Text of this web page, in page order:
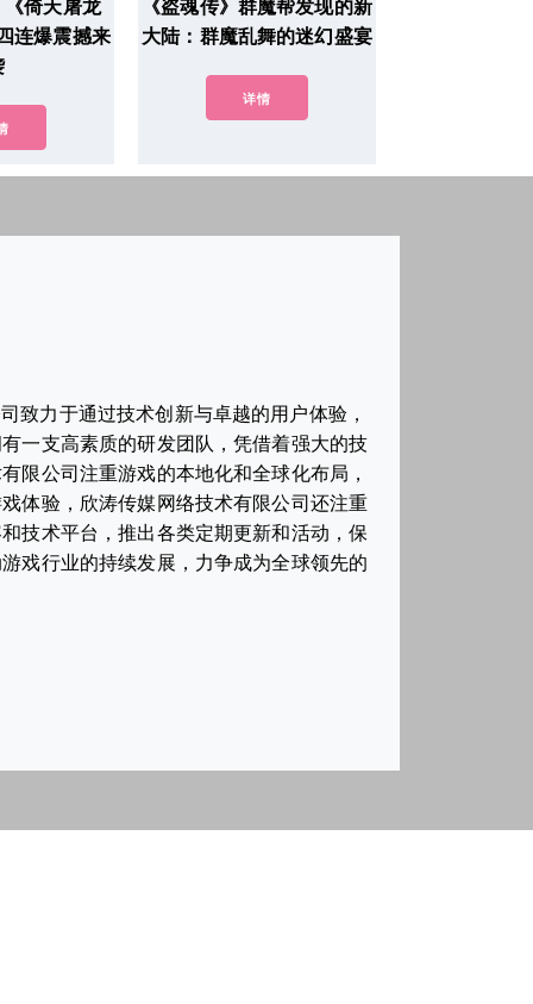
倚天屠龙
连爆震撼来
《盗魂传》群魔帮发现的新
大陆：群魔乱舞的迷幻盛宴
详情
致力于通过技术创新与卓越的用户体验，
一支高素质的研发团队，凭借着强大的技
限公司注重游戏的本地化和全球化布局，
体验，欣涛传媒网络技术有限公司还注重
技术平台，推出各类定期更新和活动，保
戏行业的持续发展，力争成为全球领先的